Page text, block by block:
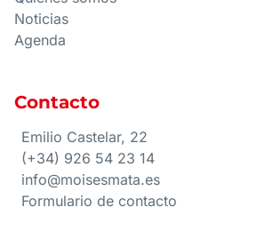
Noticias
Agenda
Contacto
Emilio Castelar, 22
(+34) 926 54 23 14
info@moisesmata.es
Formulario de contacto